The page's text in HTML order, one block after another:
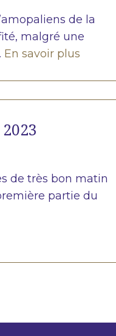
de la
malgré une
En savoir plus
de très bon matin
partie du